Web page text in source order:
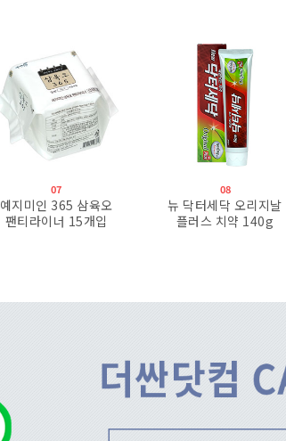
07
예지미인 365 삼육오
팬티라이너 15개입
08
뉴 닥터세닥 오리지날
플러스 치약 140g